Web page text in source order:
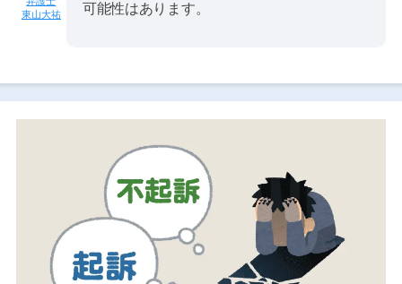
東山大祐
可能性はあります。